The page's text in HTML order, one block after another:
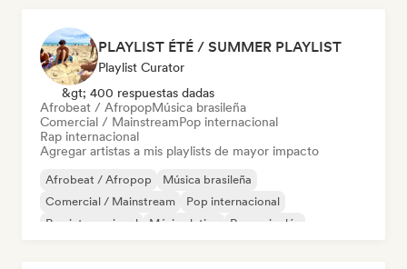
PLAYLIST ÉTÉ / SUMMER PLAYLIST
Playlist Curator
&gt; 400 respuestas dadas
Afrobeat / AfropopMúsica brasileña
Comercial / MainstreamPop internacional
Rap internacional
Agregar artistas a mis playlists de mayor impacto
Afrobeat / Afropop
Música brasileña
Comercial / Mainstream
Pop internacional
Rap internacional
Música latina
Rap en inglés